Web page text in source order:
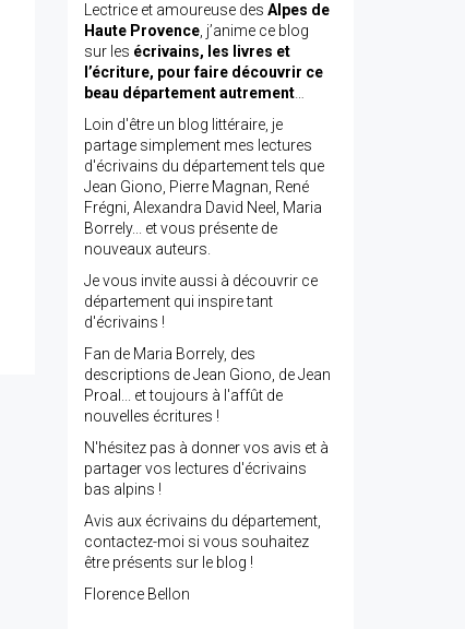
Lectrice et amoureuse des Alpes de
Haute Provence, j’anime ce blog
sur les écrivains, les livres et
l’écriture, pour faire découvrir ce
beau département autrement…
Loin d'être un blog littéraire, je
partage simplement mes lectures
d'écrivains du département tels que
Jean Giono, Pierre Magnan, René
Frégni, Alexandra David Neel, Maria
Borrely... et vous présente de
nouveaux auteurs.
Je vous invite aussi à découvrir ce
département qui inspire tant
d'écrivains !
Fan de Maria Borrely, des
descriptions de Jean Giono, de Jean
Proal... et toujours à l'affût de
nouvelles écritures !
N'hésitez pas à donner vos avis et à
partager vos lectures d'écrivains
bas alpins !
Avis aux écrivains du département,
contactez-moi si vous souhaitez
être présents sur le blog !
Florence Bellon